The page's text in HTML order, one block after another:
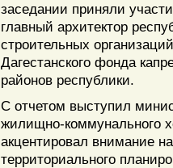
заседании приняли
главный архитектор
строительных
Дагестанского фонда
районов республики.
С отчетом выступил
жилищно-коммунального
акцентировал внимание
территориального